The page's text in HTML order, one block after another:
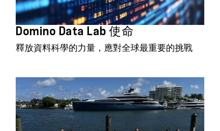
Domino Data Lab 使命
釋放資料科學的力量，應對全球最重要的挑戰